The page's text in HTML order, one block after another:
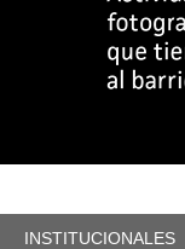
INSTITUCIONALES